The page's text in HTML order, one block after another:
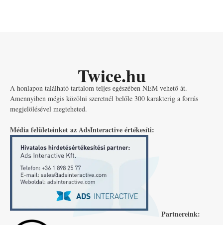
Twice.hu
A honlapon található tartalom teljes egészében NEM vehető át.
Amennyiben mégis közölni szeretnél belőle 300 karakterig a forrás
megjelölésével megteheted.
Média felületeinket az AdsInteractive értékesíti:
Partnereink: